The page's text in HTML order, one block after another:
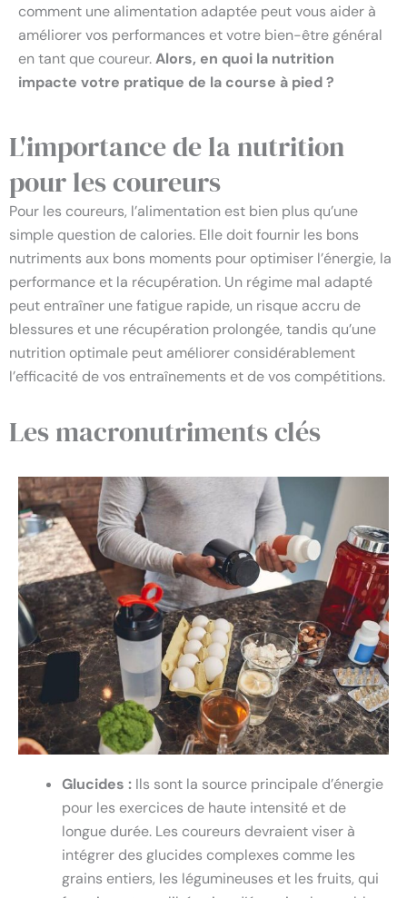
comment une alimentation adaptée peut vous aider à
améliorer vos performances et votre bien-être général
en tant que coureur.Alors, en quoi la nutrition
impacte votre pratique de la course à pied ?
L'importance de la nutrition
pour les coureurs
Pour les coureurs, l’alimentation est bien plus qu’une
simple question de calories. Elle doit fournir les bons
nutriments aux bons moments pour optimiser l’énergie, la
performance et la récupération. Un régime mal adapté
peut entraîner une fatigue rapide, un risque accru de
blessures et une récupération prolongée, tandis qu’une
nutrition optimale peut améliorer considérablement
l’efficacité de vos entraînements et de vos compétitions.
Les macronutriments clés
Glucides : Ils sont la source principale d’énergie
pour les exercices de haute intensité et de
longue durée. Les coureurs devraient viser à
intégrer des glucides complexes comme les
grains entiers, les légumineuses et les fruits, qui